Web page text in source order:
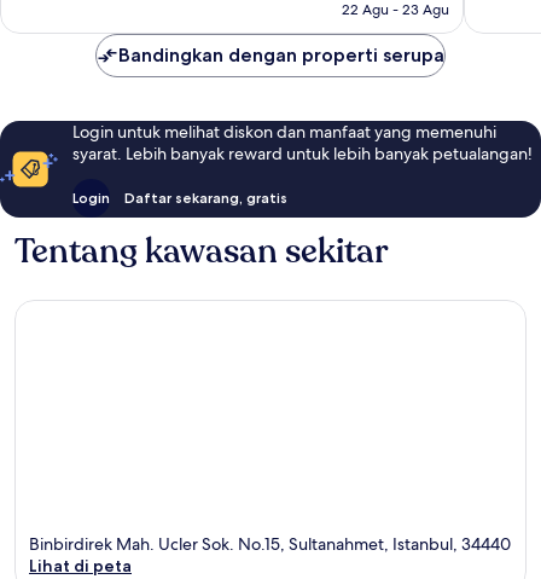
22 Agu - 23 Agu
Bandingkan dengan properti serupa
Login untuk melihat diskon dan manfaat yang memenuhi
syarat. Lebih banyak reward untuk lebih banyak petualangan!
Login Daftar sekarang, gratis
Tentang kawasan sekitar
Binbirdirek Mah. Ucler Sok. No.15, Sultanahmet, Istanbul, 34440
Lihat di peta